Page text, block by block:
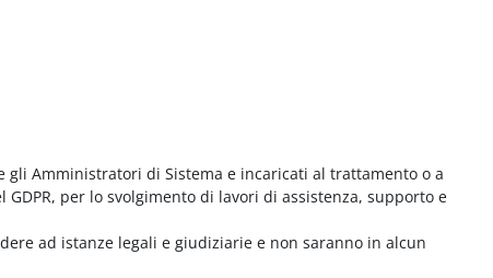
gli Amministratori di Sistema e incaricati al trattamento o a
per lo svolgimento di lavori di assistenza, supporto e
ad istanze legali e giudiziarie e non saranno in alcun